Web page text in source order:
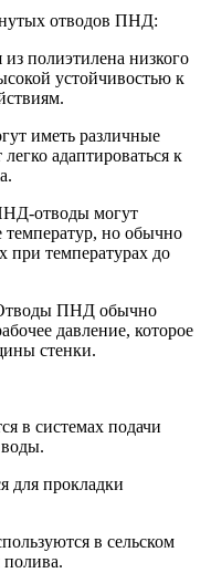
отводов ПНД:
полиэтилена низкого
устойчивостью к
иметь различные
адаптироваться к
отводы могут
температур, но обычно
при температурах до
ПНД обычно
давление, которое
стенки.
в системах подачи
для прокладки
в сельском
полива.